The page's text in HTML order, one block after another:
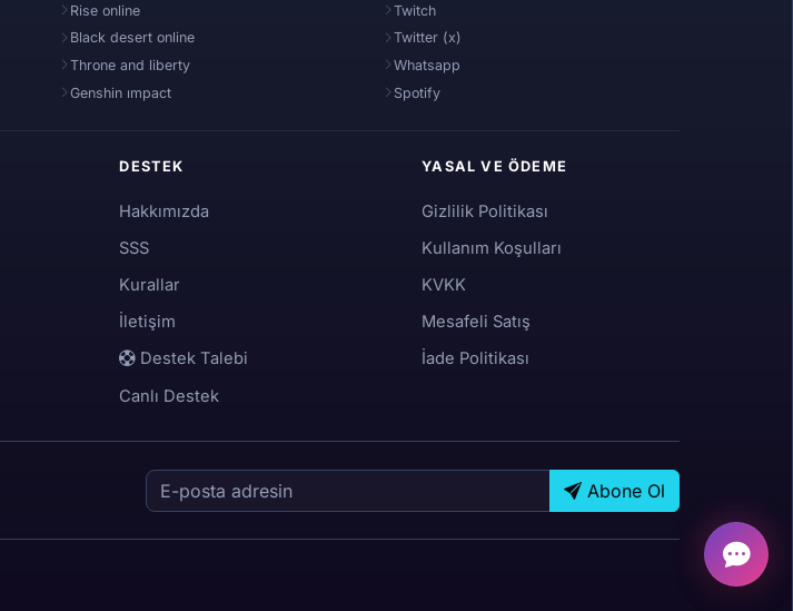
Rise online
Black desert online
Throne and liberty
Genshin ımpact
Twitch
Twitter (x)
Whatsapp
Spotify
DESTEK
Hakkımızda
SSS
Kurallar
İletişim
Destek Talebi
Canlı Destek
YASAL VE ÖDEME
Gizlilik Politikası
Kullanım Koşulları
KVKK
Mesafeli Satış
İade Politikası
Abone Ol